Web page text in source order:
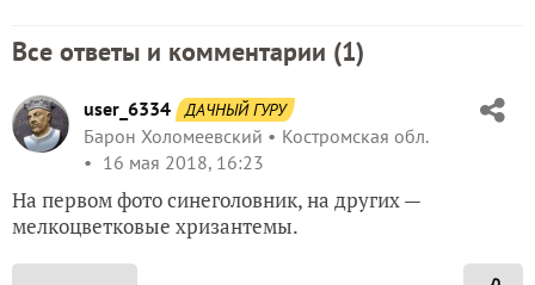
Все ответы и комментарии (1)
user_6334 ДАЧНЫЙ ГУРУ
Барон Холомеевский
Костромская обл.
16 мая 2018, 16:23
На первом фото синеголовник, на других —
мелкоцветковые хризантемы.